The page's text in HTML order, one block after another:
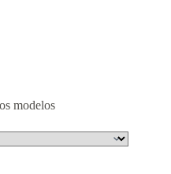
modelos